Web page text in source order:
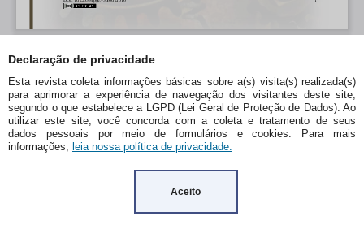
Declaração de privacidade
Esta revista coleta informações básicas sobre a(s) visita(s) realizada(s)
para aprimorar a experiência de navegação dos visitantes deste site,
segundo o que estabelece a LGPD (Lei Geral de Proteção de Dados). Ao
utilizar este site, você concorda com a coleta e tratamento de seus
dados pessoais por meio de formulários e cookies. Para mais
informações, leia nossa política de privacidade.
Aceito